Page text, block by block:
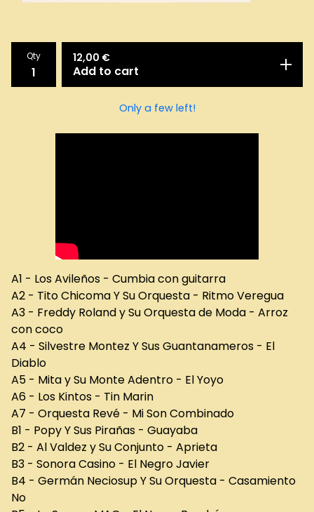
Qty 12,00 €
Add to cart
Only a few left!
A1 - Los Avileños - Cumbia con guitarra
A2 - Tito Chicoma Y Su Orquesta - Ritmo Veregua
A3 - Freddy Roland y Su Orquesta de Moda - Arroz
con coco
A4 - Silvestre Montez Y Sus Guantanameros - El
Diablo
A5 - Mita y Su Monte Adentro - El Yoyo
A6 - Los Kintos - Tin Marin
A7 - Orquesta Revé - Mi Son Combinado
B1 - Popy Y Sus Pirañas - Guayaba
B2 - Al Valdez y Su Conjunto - Aprieta
B3 - Sonora Casino - El Negro Javier
B4 - Germán Neciosup Y Su Orquesta - Casamiento
No